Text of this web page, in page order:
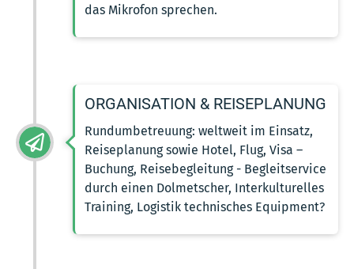
das Mikrofon sprechen.
ORGANISATION & REISEPLANUNG
Rundumbetreuung: weltweit im Einsatz,
Reiseplanung sowie Hotel, Flug, Visa –
Buchung, Reisebegleitung - Begleitservice
durch einen Dolmetscher, Interkulturelles
Training, Logistik technisches Equipment?